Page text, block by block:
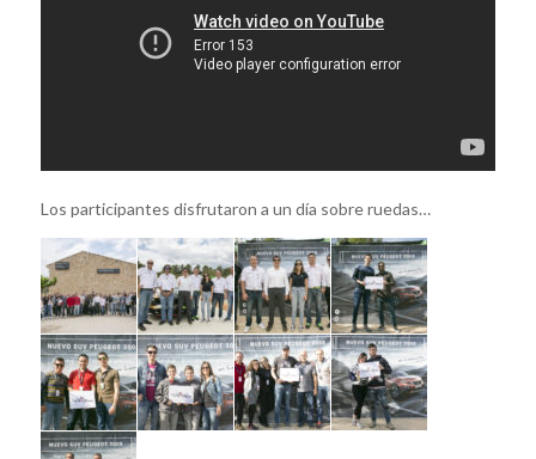
Los participantes disfrutaron a un día sobre ruedas…